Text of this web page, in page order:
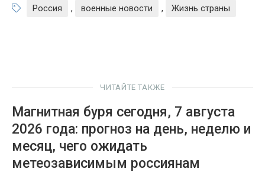
Россия , военные новости , Жизнь страны
ЧИТАЙТЕ ТАКЖЕ
Магнитная буря сегодня, 7 августа
2026 года: прогноз на день, неделю и
месяц, чего ожидать
метеозависимым россиянам